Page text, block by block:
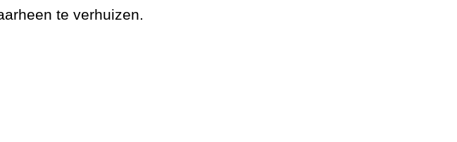
te verhuizen.